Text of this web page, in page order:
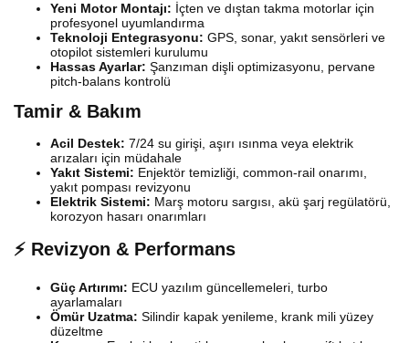
Yeni Motor Montajı: İçten ve dıştan takma motorlar için
profesyonel uyumlandırma
Teknoloji Entegrasyonu: GPS, sonar, yakıt sensörleri ve
otopilot sistemleri kurulumu
Hassas Ayarlar: Şanzıman dişli optimizasyonu, pervane
pitch-balans kontrolü
Tamir & Bakım
Acil Destek: 7/24 su girişi, aşırı ısınma veya elektrik
arızaları için müdahale
Yakıt Sistemi: Enjektör temizliği, common-rail onarımı,
yakıt pompası revizyonu
Elektrik Sistemi: Marş motoru sargısı, akü şarj regülatörü,
korozyon hasarı onarımları
⚡ Revizyon & Performans
Güç Artırımı: ECU yazılım güncellemeleri, turbo
ayarlamaları
Ömür Uzatma: Silindir kapak yenileme, krank mili yüzey
düzeltme